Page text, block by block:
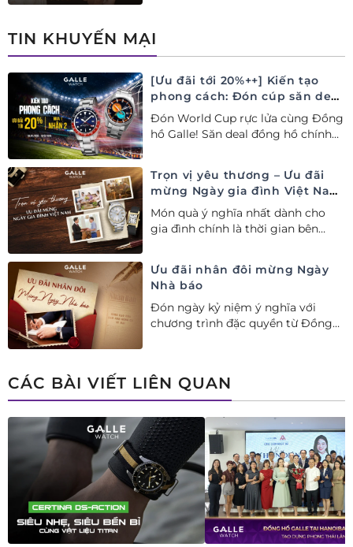
TIN KHUYẾN MẠI
[Ưu đãi tới 20%++] Kiến tạo
phong cách: Đón cúp săn deal
– Siêu ưu đãi đồng hành cùng
World Cup
Đón World Cup rực lửa cùng Đồng
hồ Galle! Săn deal đồng hồ chính
Trọn vị yêu thương – Ưu đãi
mừng Ngày gia đình Việt Nam
28/06
Món quà ý nghĩa nhất dành cho
gia đình chính là thời gian bên
Gia đình Việt Nam.
Ưu đãi nhân đôi mừng Ngày
Nhà báo
Đón ngày kỷ niệm ý nghĩa với
chương trình đặc quyền từ Đồng
CÁC BÀI VIẾT LIÊN QUAN